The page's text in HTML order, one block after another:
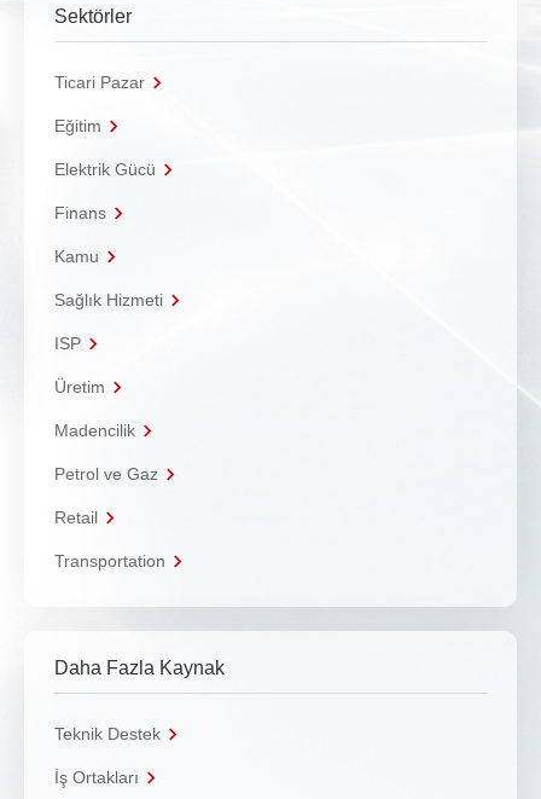
Sektörler
Ticari Pazar
Eğitim
Elektrik Gücü
Finans
Kamu
Sağlık Hizmeti
ISP
Üretim
Madencilik
Petrol ve Gaz
Retail
Transportation
Daha Fazla Kaynak
Teknik Destek
İş Ortakları